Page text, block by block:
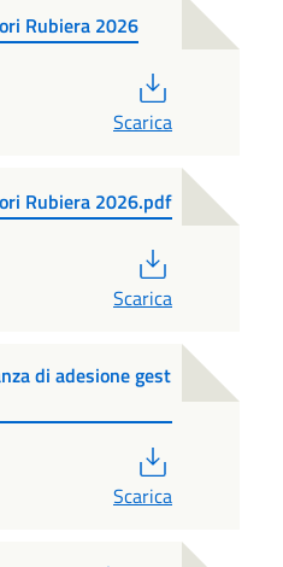
Rubiera 2026
Scarica
Rubiera 2026.pdf
Scarica
di adesione gest
Scarica